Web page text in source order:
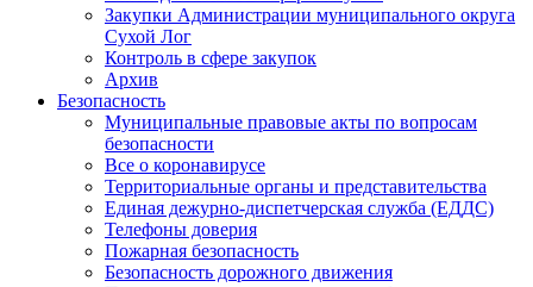
Закупки Администрации муниципального округа
Сухой Лог
Контроль в сфере закупок
Архив
Безопасность
Муниципальные правовые акты по вопросам
безопасности
Все о коронавирусе
Территориальные органы и представительства
Единая дежурно-диспетчерская служба (ЕДДС)
Телефоны доверия
Пожарная безопасность
Безопасность дорожного движения